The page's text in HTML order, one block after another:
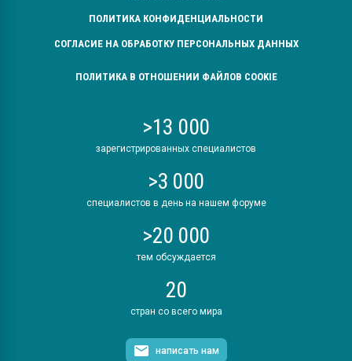
ПОЛИТИКА КОНФИДЕНЦИАЛЬНОСТИ
СОГЛАСИЕ НА ОБРАБОТКУ ПЕРСОНАЛЬНЫХ ДАННЫХ
ПОЛИТИКА В ОТНОШЕНИИ ФАЙЛОВ COOKIE
>13 000
зарегистрированных специалистов
>3 000
специалистов в день на нашем форуме
>20 000
тем обсуждается
20
стран со всего мира
написать нам